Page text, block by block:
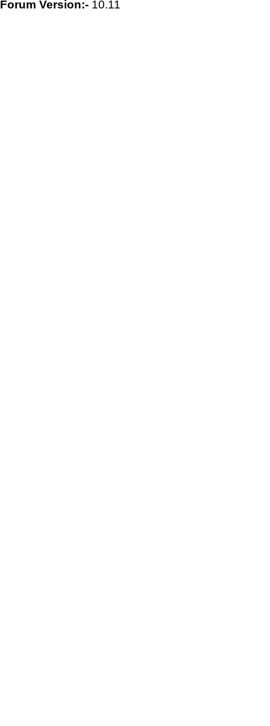
Forum Version:- 10.11